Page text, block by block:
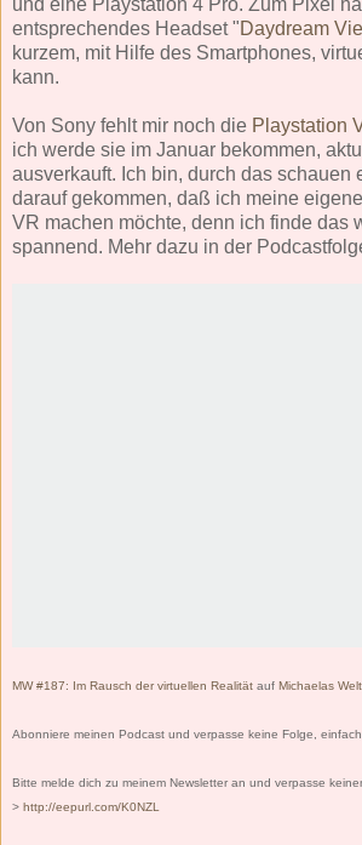
und eine Playstation 4 Pro. Zum Pixel
entsprechendes Headset "Daydream
kurzem, mit Hilfe des Smartphones,
kann.
Von Sony fehlt mir noch die Playstation
ich werde sie im Januar bekommen,
ausverkauft. Ich bin, durch das schauen
darauf gekommen, daß ich meine
VR machen möchte, denn ich finde das
spannend. Mehr dazu in der
MW #187: Im Rausch der virtuellen Realität auf Michaelas
Abonniere meinen Podcast und verpasse keine Folge,
Bitte melde dich zu meinem Newsletter an und verpasse
> http://eepurl.com/K0NZL